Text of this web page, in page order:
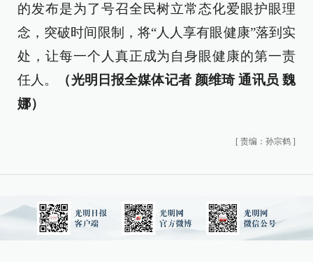
的发布是为了号召全民树立常态化爱眼护眼理
念，突破时间限制，将“人人享有眼健康”落到实
处，让每一个人真正成为自身眼健康的第一责
任人。
（光明日报全媒体记者 颜维琦 通讯员 魏
娜）
[ 责编：孙宗鹤 ]